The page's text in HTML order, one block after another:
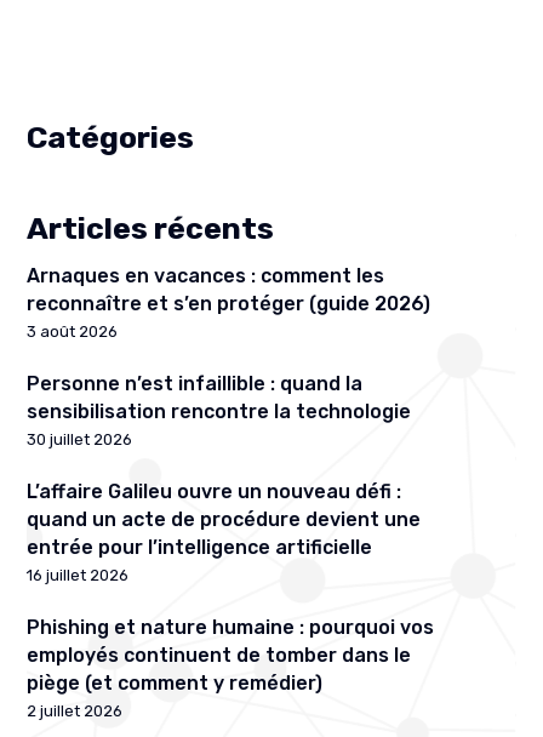
Catégories
Articles récents
Arnaques en vacances : comment les
reconnaître et s’en protéger (guide 2026)
3 août 2026
Personne n’est infaillible : quand la
sensibilisation rencontre la technologie
30 juillet 2026
L’affaire Galileu ouvre un nouveau défi :
quand un acte de procédure devient une
entrée pour l’intelligence artificielle
16 juillet 2026
Phishing et nature humaine : pourquoi vos
employés continuent de tomber dans le
piège (et comment y remédier)
2 juillet 2026